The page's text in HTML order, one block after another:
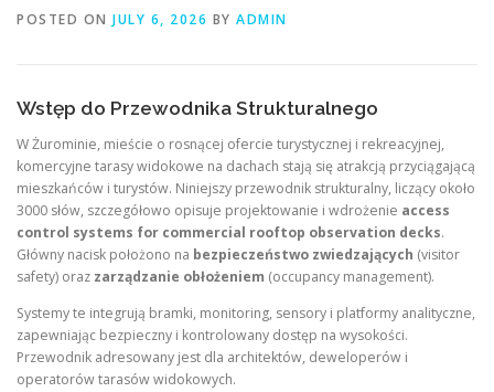
POSTED ON JULY 6, 2026 BY ADMIN
Wstęp do Przewodnika Strukturalnego
W Żurominie, mieście o rosnącej ofercie turystycznej i rekreacyjnej,
komercyjne tarasy widokowe na dachach stają się atrakcją przyciągającą
mieszkańców i turystów. Niniejszy przewodnik strukturalny, liczący około
3000 słów, szczegółowo opisuje projektowanie i wdrożenie access
control systems for commercial rooftop observation decks.
Główny nacisk położono na bezpieczeństwo zwiedzających (visitor
safety) oraz zarządzanie obłożeniem (occupancy management).
Systemy te integrują bramki, monitoring, sensory i platformy analityczne,
zapewniając bezpieczny i kontrolowany dostęp na wysokości.
Przewodnik adresowany jest dla architektów, deweloperów i
operatorów tarasów widokowych.